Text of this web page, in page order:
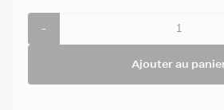
-
Ajouter au